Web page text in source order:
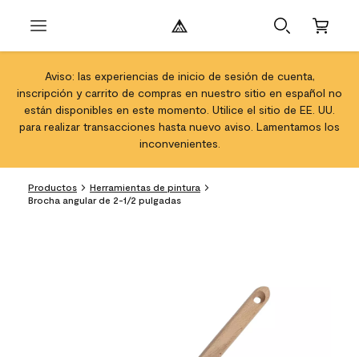
Aviso: las experiencias de inicio de sesión de cuenta,
inscripción y carrito de compras en nuestro sitio en español no
están disponibles en este momento. Utilice el sitio de EE. UU.
para realizar transacciones hasta nuevo aviso. Lamentamos los
inconvenientes.
Productos
Herramientas de pintura
Brocha angular de 2-1/2 pulgadas